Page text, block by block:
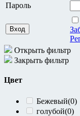
Сезон
демисезон
зима(7)
Бренды
Пароль
Открыть фильтр
Закрыть фильтр
Цвет
Бежевый(0)
голубой(0)